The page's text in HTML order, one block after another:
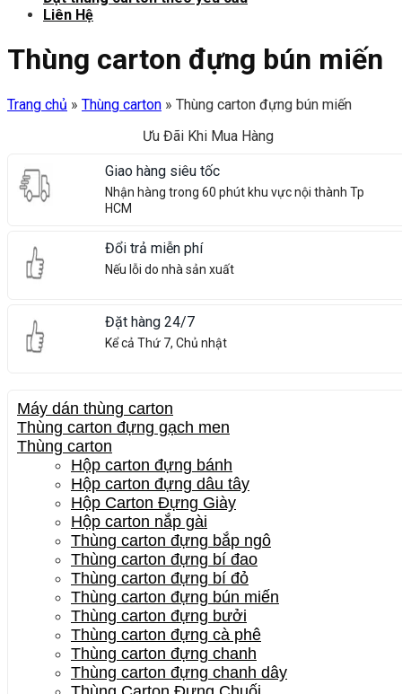
Liên Hệ
Thùng carton đựng bún miến
Trang chủ » Thùng carton » Thùng carton đựng bún miến
Ưu Đãi Khi Mua Hàng
Giao hàng siêu tốc
Nhận hàng trong 60 phút khu vực nội thành Tp
HCM
Đổi trả miễn phí
Nếu lỗi do nhà sản xuất
Đặt hàng 24/7
Kể cả Thứ 7, Chủ nhật
Máy dán thùng carton
Thùng carton đựng gạch men
Thùng carton
Hộp carton đựng bánh
Hộp carton đựng dâu tây
Hộp Carton Đựng Giày
Hộp carton nắp gài
Thùng carton đựng bắp ngô
Thùng carton đựng bí đao
Thùng carton đựng bí đỏ
Thùng carton đựng bún miến
Thùng carton đựng bưởi
Thùng carton đựng cà phê
Thùng carton đựng chanh
Thùng carton đựng chanh dây